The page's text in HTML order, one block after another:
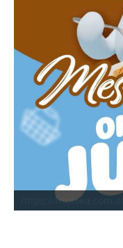
https://frioteka.com.ar/